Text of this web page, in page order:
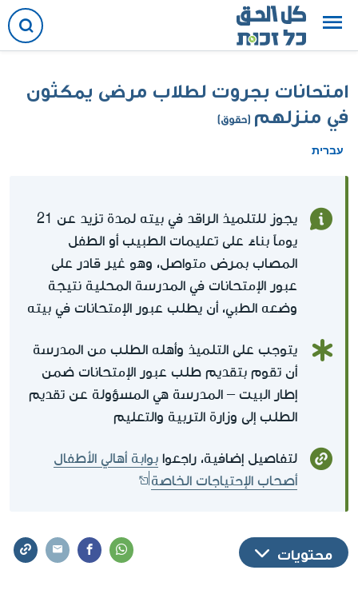
امتحانات بجروت لطلاب مرضى يمكثون
في منزلهم (حقوق)
עברית
يجوز للتلميذ الراقد في بيته لمدة تزيد عن 21
يوماً بناءً على تعليمات الطبيب أو الطفل
المصاب بمرض متواصل، وهو غير قادر على
عبور الإمتحانات في المدرسة المحلية نتيجة
وضعه الطبي، أن يطلب عبور الإمتحانات في بيته
يتوجب على التلميذ وأهله الطلب من المدرسة
أن تقوم بتقديم طلب عبور الإمتحانات ضمن
إطار البيت – المدرسة هي المسؤولة عن تقديم
الطلب إلى وزارة التربية والتعليم
لتفاصيل إضافية، راجعوا بوابة أهالي الأطفال
أصحاب الإحتياجات الخاصة
محتويات